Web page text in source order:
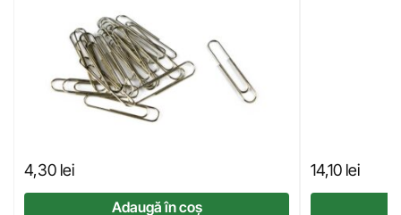
4,30 lei
Adaugă în coș
14,10 lei